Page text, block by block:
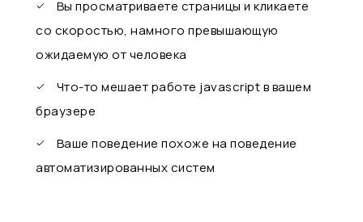
Вы просматриваете страницы и кликаете
со скоростью, намного превышающую
ожидаемую от человека
Что-то мешает работе javascript в вашем
браузере
Ваше поведение похоже на поведение
автоматизированных систем